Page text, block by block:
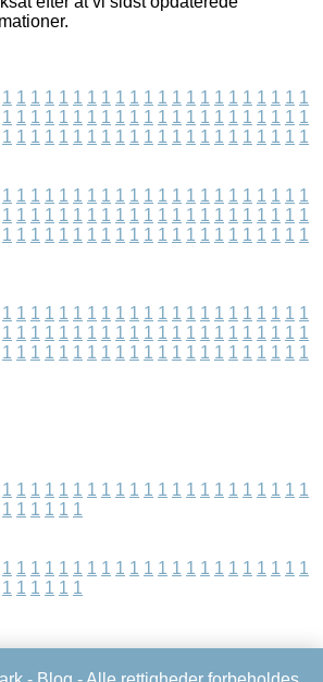
1 1 1 1 1 1 1 1 1 1 1 1 1 1 1 1 1 1 1 1 1 1
1 1 1 1 1 1 1 1 1 1 1 1 1 1 1 1 1 1 1 1 1 1
1 1 1 1 1 1 1 1 1 1 1 1 1 1 1 1 1 1 1 1 1 1
1 1 1 1 1 1 1 1 1 1 1 1 1 1 1 1 1 1 1 1 1 1
1 1 1 1 1 1 1 1 1 1 1 1 1 1 1 1 1 1 1 1 1 1
1 1 1 1 1 1 1 1 1 1 1 1 1 1 1 1 1 1 1 1 1 1
1 1 1 1 1 1 1 1 1 1 1 1 1 1 1 1 1 1 1 1 1 1
1 1 1 1 1 1 1 1 1 1 1 1 1 1 1 1 1 1 1 1 1 1
1 1 1 1 1 1 1 1 1 1 1 1 1 1 1 1 1 1 1 1 1 1
1 1 1 1 1 1 1 1 1 1 1 1 1 1 1 1 1 1 1 1 1 1
1 1 1 1 1 1
1 1 1 1 1 1 1 1 1 1 1 1 1 1 1 1 1 1 1 1 1 1
1 1 1 1 1 1